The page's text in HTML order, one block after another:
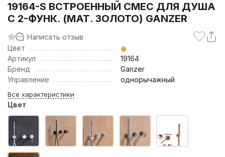
19164-S ВСТРОЕННЫЙ СМЕС ДЛЯ ДУША
С 2-ФУНК. (МАТ. ЗОЛОТО) GANZER
Написать отзыв
Цвет
Артикул
19164
Бренд
Ganzer
Управление
однорычажный
Все характеристики
Цвет